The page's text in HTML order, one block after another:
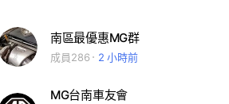
南區最優惠MG群
成員286 2 小時前
MG台南車友會